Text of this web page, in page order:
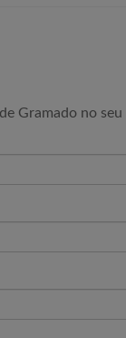
Gramado no